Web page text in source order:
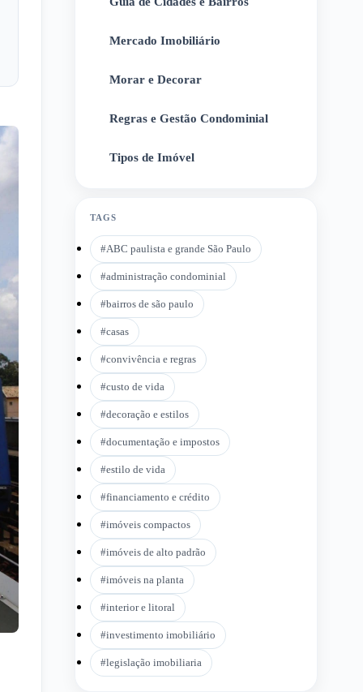
Mercado Imobiliário
Morar e Decorar
Regras e Gestão Condominial
Tipos de Imóvel
TAGS
#ABC paulista e grande São Paulo
#administração condominial
#bairros de são paulo
#casas
#convivência e regras
#custo de vida
#decoração e estilos
#documentação e impostos
#estilo de vida
#financiamento e crédito
#imóveis compactos
#imóveis de alto padrão
#imóveis na planta
#interior e litoral
#investimento imobiliário
#legislação imobiliaria